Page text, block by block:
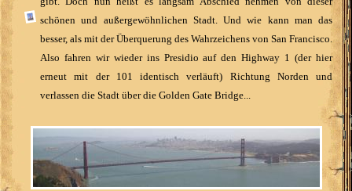
schönen und außergewöhnlichen Stadt. Und wie kann man das
besser, als mit der Überquerung des Wahrzeichens von San Francisco.
Also fahren wir wieder ins Presidio auf den Highway 1 (der hier
erneut mit der 101 identisch verläuft) Richtung Norden und
verlassen die Stadt über die Golden Gate Bridge...